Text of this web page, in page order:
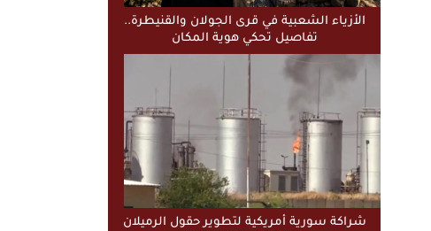
الأزياء الشعبية في قرى الجولان والقنيطرة..
تفاصيل تحكي هوية المكان
شراكة سورية أمريكية لتطوير حقول الرميلان